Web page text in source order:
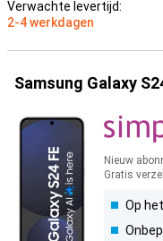
Verwachte levertijd:
2-4 werkdagen
Samsung Galaxy
Nieuw
Gratis
Op